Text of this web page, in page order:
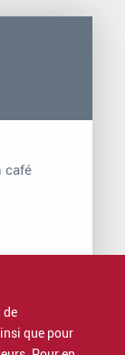
café
de
que pour